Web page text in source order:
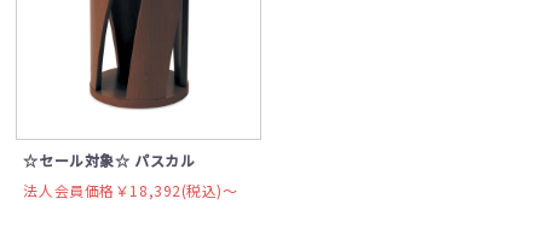
☆セール対象☆ パスカル
法人会員価格￥18,392(税込)〜